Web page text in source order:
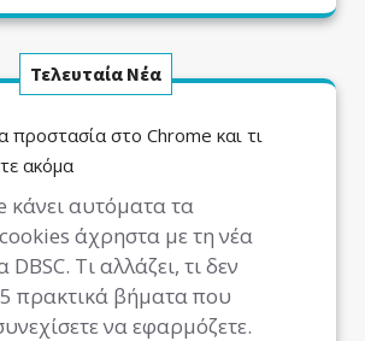
Τελευταία Νέα
προστασία στο Chrome και τι
ακόμα
κάνει αυτόματα τα
άχρηστα με τη νέα
DBSC. Τι αλλάζει, τι δεν
5 πρακτικά βήματα που
να εφαρμόζετε.